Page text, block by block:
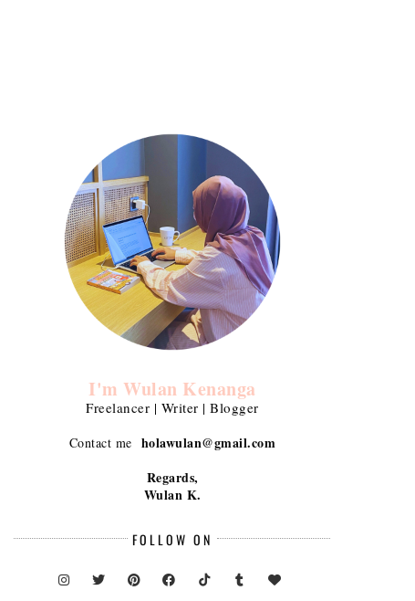
I'm Wulan Kenanga
Freelancer | Writer | Blogger
Contact me holawulan@gmail.com
Regards,
Wulan K.
FOLLOW ON